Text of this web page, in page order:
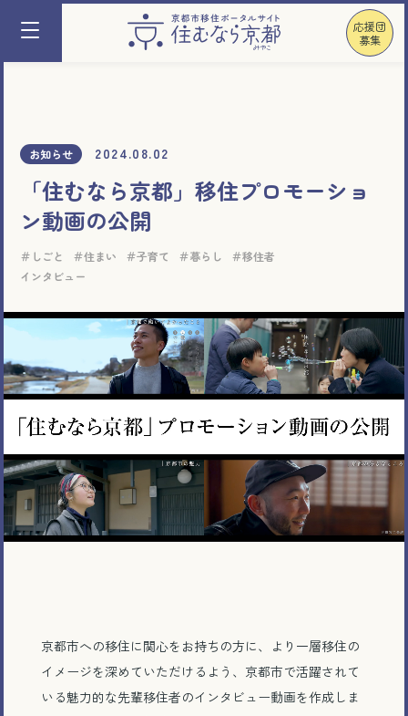
応援団
募集
お知らせ 2024.08.02
「住むなら京都」移住プロモーショ
ン動画の公開
しごと 住まい 子育て 暮らし
移住者
インタビュー
京都市への移住に関心をお持ちの方に、より一層移住の
イメージを深めていただけるよう、京都市で活躍されて
いる魅力的な先輩移住者のインタビュー動画を作成しま